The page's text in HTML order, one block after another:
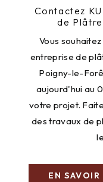
Contactez
de
Vous
entreprise de
Poigny-le-
aujourd'hui au
votre projet.
des travaux de
EN SAVOIR